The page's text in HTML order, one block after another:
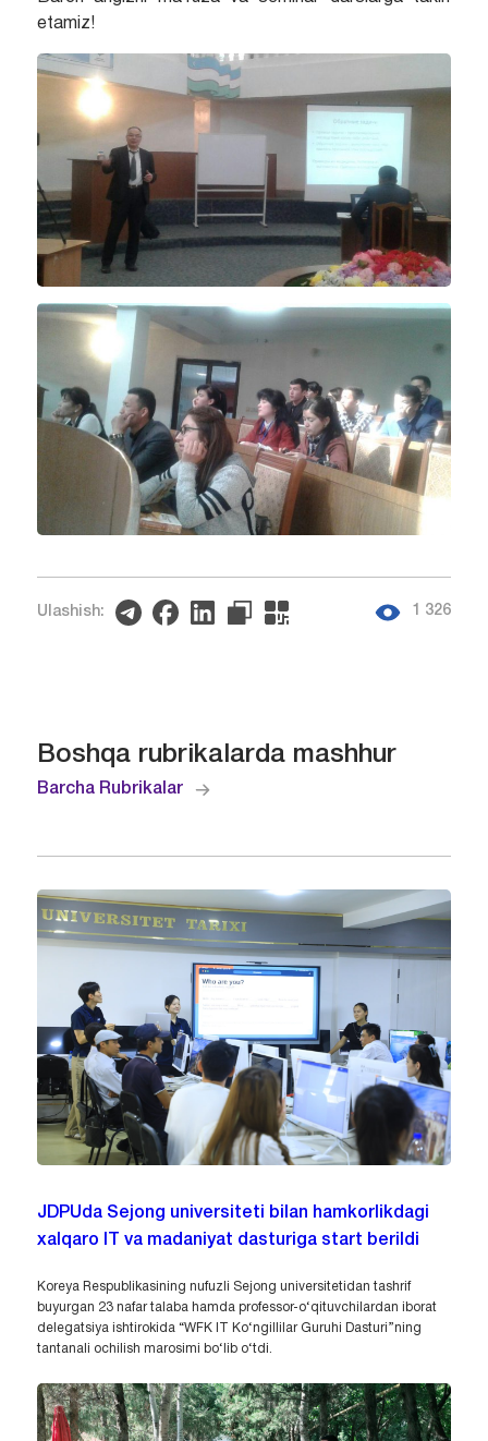
etamiz!
Ulashish: 1 326
Boshqa rubrikalarda mashhur
Barcha Rubrikalar
JDPUda Sejong universiteti bilan hamkorlikdagi
xalqaro IT va madaniyat dasturiga start berildi
Koreya Respublikasining nufuzli Sejong universitetidan tashrif
buyurgan 23 nafar talaba hamda professor-o‘qituvchilardan iborat
delegatsiya ishtirokida “WFK IT Ko‘ngillilar Guruhi Dasturi”ning
tantanali ochilish marosimi bo‘lib o‘tdi.